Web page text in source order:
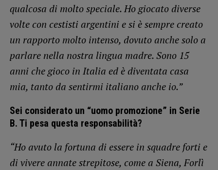
qualcosa di molto speciale. Ho giocato diverse
volte con cestisti argentini e si è sempre creato
un rapporto molto intenso, dovuto anche solo a
parlare nella nostra lingua madre. Sono 15
anni che gioco in Italia ed è diventata casa
mia, tanto da sentirmi italiano anche io.”
Sei considerato un “uomo promozione” in Serie
B. Ti pesa questa responsabilità?
“Ho avuto la fortuna di essere in squadre forti e
di vivere annate strepitose, come a Siena, Forlì